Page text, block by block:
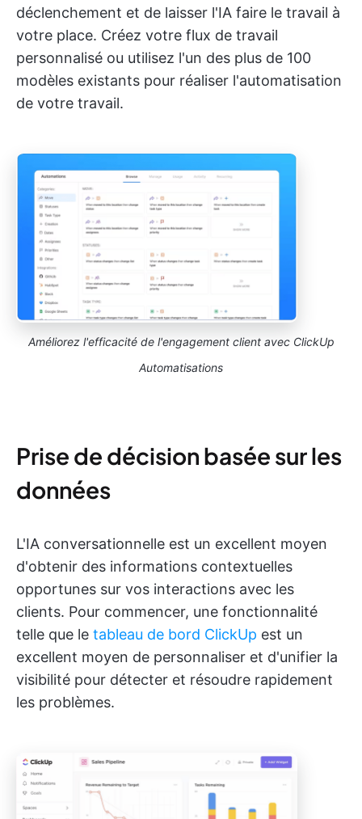
déclenchement et de laisser l'IA faire le travail à
votre place. Créez votre flux de travail
personnalisé ou utilisez l'un des plus de 100
modèles existants pour réaliser l'automatisation
de votre travail.
Améliorez l'efficacité de l'engagement client avec ClickUp
Automatisations
Prise de décision basée sur les
données
L'IA conversationnelle est un excellent moyen
d'obtenir des informations contextuelles
opportunes sur vos interactions avec les
clients. Pour commencer, une fonctionnalité
telle que le tableau de bord ClickUp est un
excellent moyen de personnaliser et d'unifier la
visibilité pour détecter et résoudre rapidement
les problèmes.